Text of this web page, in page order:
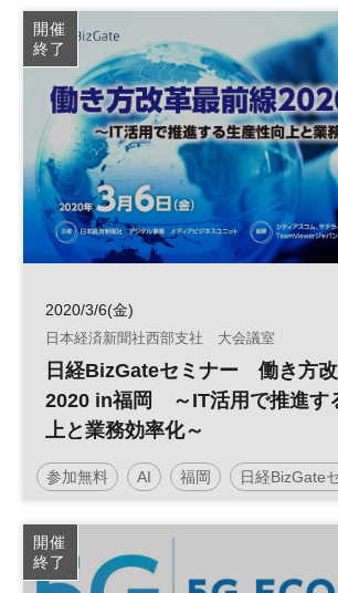
投資 アメリカ 投資信託
土日祝
開催
終了
2020/3/6(金)
日本経済新聞社西部支社 大会議室
日経BizGateセミナー 働き方
2020 in福岡 ～IT活用で推進す
上と業務効率化～
参加無料 AI 福岡 日経BizGate
人工知能 業務効率化
RPA
開催
終了